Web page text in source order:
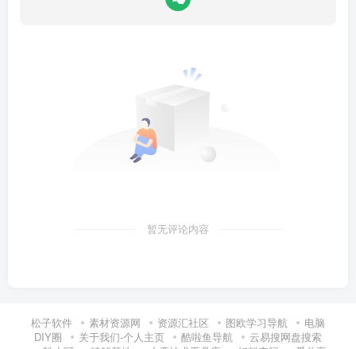
暂无评论内容
松子软件 素材资源网 资源汇社区 图欧学习导航
电脑
DIY圈
关于我们-个人主页 酷啦鱼导航
云易搜网盘搜索